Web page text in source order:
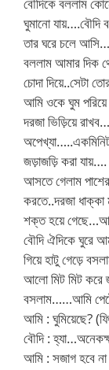
ঘুমানো যায়….বৌদি
তার ঘরে চলে
বললাম আমার দিক
চোদা
আমি ওকে ঘুম
দরজা ভিড়িয়ে
জড়াজড়ি করা
আসতে গেলাম
করতে..দরজা
শক্ত হয়ে
বৌদি ঐদিকে ঘুরে
গিয়ে হাটু গেড়ে
আলো মিট মিট করে
বসলাম……আমি
আমি : ঘুমিয়েছে?
বৌদি :
আমি : সজাগ হবে